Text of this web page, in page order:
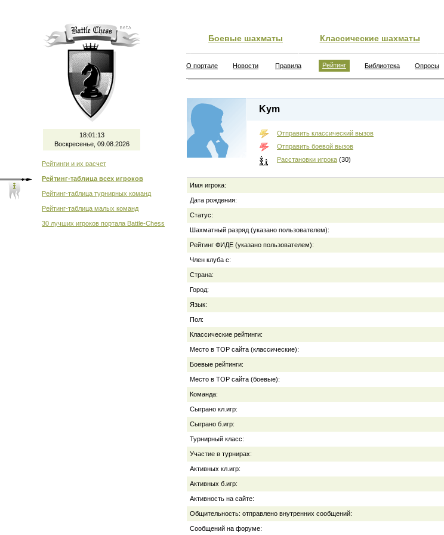
18:01:13
Воскресенье, 09.08.2026
Рейтинги и их расчет
Рейтинг-таблица всех игроков
Рейтинг-таблица турнирных команд
Рейтинг-таблица малых команд
30 лучших игроков портала Battle-Chess
Боевые шахматы Классические шахматы
О портале Новости Правила Рейтинг Библиотека Опросы
Kym
Отправить классический вызов
Отправить боевой вызов
Расстановки игрока (30)
Имя игрока:
Дата рождения:
Статус:
Шахматный разряд (указано пользователем):
Рейтинг ФИДЕ (указано пользователем):
Член клуба с:
Страна:
Город:
Язык:
Пол:
Классические рейтинги:
Место в TOP сайта (классические):
Боевые рейтинги:
Место в TOP сайта (боевые):
Команда:
Сыграно кл.игр:
Сыграно б.игр:
Турнирный класс:
Участие в турнирах:
Активных кл.игр:
Активных б.игр:
Активность на сайте:
Общительность: отправлено внутренних сообщений:
Сообщений на форуме: